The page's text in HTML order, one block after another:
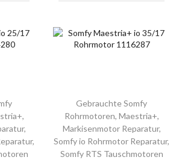
,
,
,
Gebrauchte Somfy
Rohrmotoren, Maestria+,
Markisenmotor Reparatur,
Somfy io Rohrmotor Reparatur,
Somfy RTS Tauschmotoren